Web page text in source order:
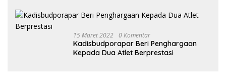
15 Maret 2022 0 Komentar
Kadisbudporapar Beri Penghargaan
Kepada Dua Atlet Berprestasi